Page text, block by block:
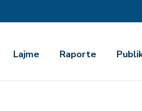
Lajme Raporte